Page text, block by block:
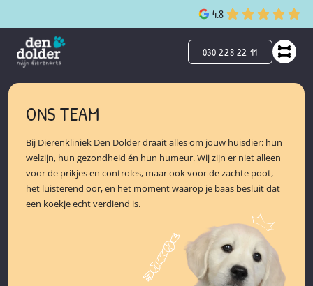
4.8
030 228 22 11
ONS TEAM
Bij Dierenkliniek Den Dolder draait alles om jouw huisdier: hun
welzijn, hun gezondheid én hun humeur. Wij zijn er niet alleen
voor de prikjes en controles, maar ook voor de zachte poot,
het luisterend oor, en het moment waarop je baas besluit dat
een koekje echt verdiend is.